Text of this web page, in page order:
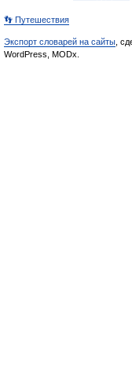
👣 Путешествия
Экспорт словарей на сайты ,
WordPress, MODx.